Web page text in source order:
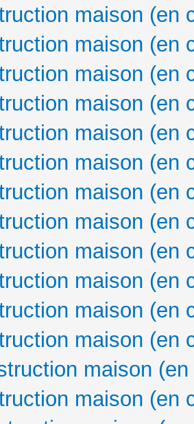
maison (en
maison (en
maison (en
maison (en
maison (en
maison (en
maison (en
maison (en
maison (en
maison (en
maison (en
maison (en
maison
maison (en